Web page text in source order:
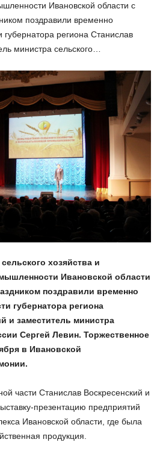
Ивановской области с
поздравили временно
региона Станислав
министра сельского…
хозяйства и
Ивановской области
поздравили временно
губернатора региона
и заместитель министра
Сергей Левин. Торжественное
в Ивановской
части Станислав Воскресенский и
презентацию предприятий
Ивановской области, где была
продукция.